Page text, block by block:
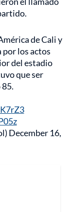
de Cali y
los actos
del estadio
que ser
December 16,